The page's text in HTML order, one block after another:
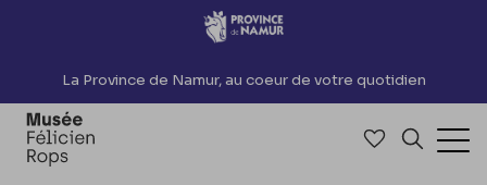
Accèder directement au contenu
La Province de Namur, au coeur de votre quotidien
Accéder à